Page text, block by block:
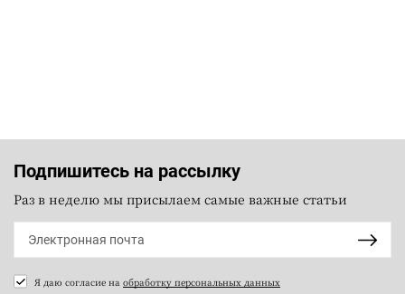
Подпишитесь на рассылку
Раз в неделю мы присылаем самые важные статьи
Я даю согласие на обработку персональных данных